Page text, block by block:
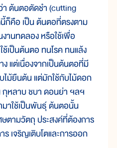
ต้นตอตัดชำ (cutting
ก็คือ เป็น ต้นตอที่ตรงตาม
านทดลอง หรือใช้เพื่อ
ช้เป็นต้นตอ ทนโรค ทนแล้ง
แต่เนื่องจากเป็นต้นตอที่มี
ไม้ยืนต้น แต่มักใช้กับไม้ดอก
กุหลาบ ชบา ดอนย่า ฯลฯ
าใช้เป็นพันธุ์ ต้นตอนั้น
ามวัตถุ ประสงค์ที่ต้องการ
เจริญเติบโตและการออก